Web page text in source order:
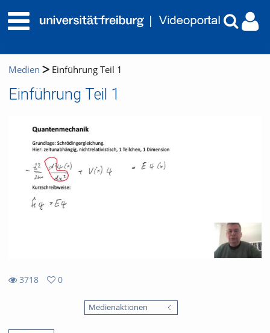
Medien Einführung Teil 1
Einführung Teil 1
3718
0
Medienaktionen